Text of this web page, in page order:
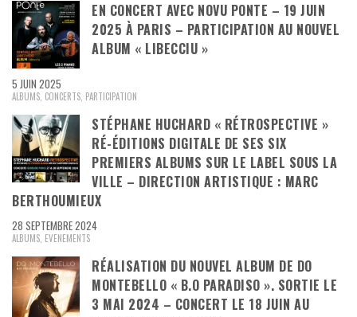
EN CONCERT AVEC NOVU PONTE – 19 JUIN
2025 À PARIS – PARTICIPATION AU NOUVEL
ALBUM « LIBECCIU »
5 JUIN 2025
ALBUMS, CONCERTS, PARTICIPATION
STÉPHANE HUCHARD « RÉTROSPECTIVE »
RÉ-ÉDITIONS DIGITALE DE SES SIX
PREMIERS ALBUMS SUR LE LABEL SOUS LA
VILLE – DIRECTION ARTISTIQUE : MARC
BERTHOUMIEUX
28 SEPTEMBRE 2024
ALBUMS EVENEMENTS
RÉALISATION DU NOUVEL ALBUM DE DO
MONTEBELLO « B.O PARADISO ». SORTIE LE
3 MAI 2024 – CONCERT LE 18 JUIN AU